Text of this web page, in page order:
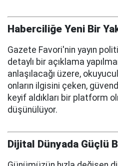
Haberciliğe Yeni Bir
Gazete Favori'nin yayın
detaylı bir açıklama
anlaşılacağı üzere,
onların ilgisini çeken,
keyif aldıkları bir platform
düşünülüyor.
Dijital Dünyada Güçlü